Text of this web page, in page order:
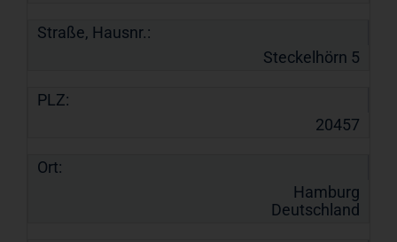
Straße, Hausnr.:
Steckelhörn 5
PLZ:
20457
Ort:
Hamburg
Deutschland